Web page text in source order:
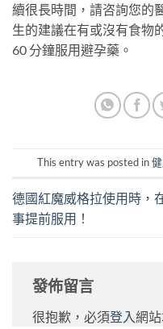
續很長時間，請咨詢您的
生的建議在有或沒有食物
60 分鐘服用避孕藥。
This entry was posted in
德國紅魔威格拉使用時，
事提前服用！
發佈留言
很抱歉，必須登入網